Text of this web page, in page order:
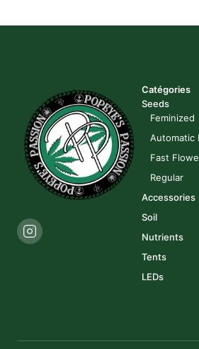
Catégories
Seeds
Feminized
Automatic
Fast
Regular
Accessories
Soil
Nutrients
Tents
LEDs